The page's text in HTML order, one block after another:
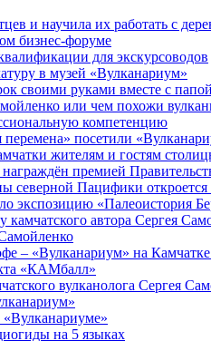
и научила их работать с
бизнес-форуме
для экскурсоводов
в музей «Вулканариум»
своими руками вместе с папой
или чем похожи
компетенцию
посетили
жителям и гостям
премией
северной Пацифики откроется
экспозицию «Палеоистория
автора Сергея
– «Вулканариум» на
«КАМбалл»
вулканолога Сергея
на 5 языках